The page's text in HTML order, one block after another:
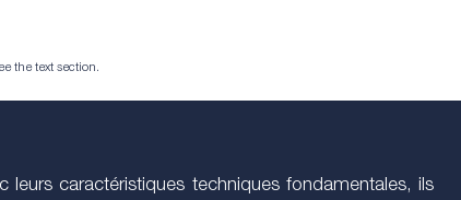
the text section.
caractéristiques techniques fondamentales, ils